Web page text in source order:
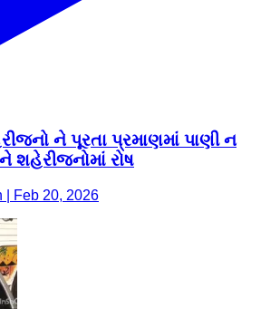
ને પૂરતા પ્રમાણમાં પાણી ન
શહેરીજનોમાં રોષ
| Feb 20, 2026